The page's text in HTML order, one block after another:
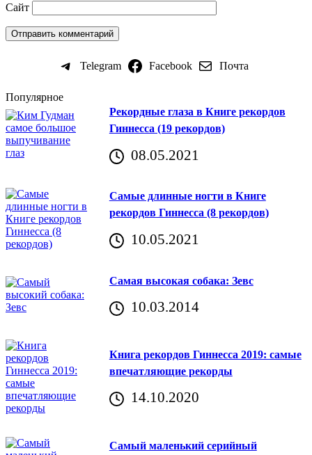
Сайт
Telegram Facebook Почта
Популярное
Рекордные глаза в Книге рекордов
Гиннесса (19 рекордов)
08.05.2021
Самые длинные ногти в Книге
рекордов Гиннесса (8 рекордов)
10.05.2021
Самая высокая собака: Зевс
10.03.2014
Книга рекордов Гиннесса 2019: самые
впечатляющие рекорды
14.10.2020
Самый маленький серийный